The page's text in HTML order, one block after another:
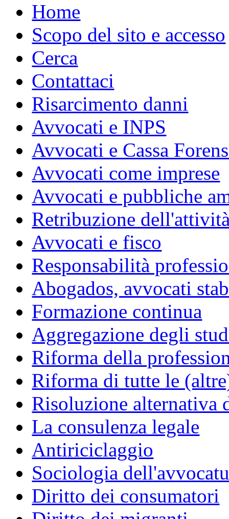
Home
Scopo del sito e accesso
Cerca
Contattaci
Risarcimento danni
Avvocati e INPS
Avvocati e Cassa
Avvocati come imprese
Avvocati e pubbliche
Retribuzione
Avvocati e fisco
Responsabilità
Abogados, avvocati
Formazione continua
Aggregazione degli
Riforma della
Riforma di tutte le
Risoluzione alternativa
La consulenza legale
Antiriciclaggio
Sociologia
Diritto dei consumatori